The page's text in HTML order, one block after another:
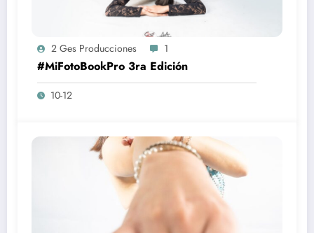
2 Ges Producciones 1
#MiFotoBookPro 3ra Edición
10-12